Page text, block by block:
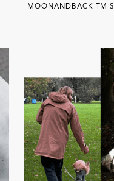
MOONANDBACK TM